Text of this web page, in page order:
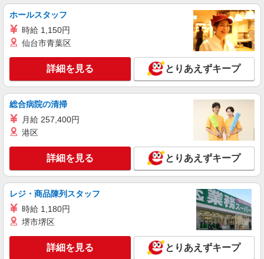
派遣社員
株式会社kotrio /●SI-H-2101598
高級シニアマンションで健康相談/見回りなど
≪和光市駅≫
時給2400円〜3000円 ＜日払い有/週払い有/交
通費全支給(ガソリン代含む)＞
キープ 詳細を見る
株式会社kotrio /●SW-S-2080091
和光市駅近く☆病院での看護助手♪週3日OKの
時給1550円〜2312円 ＜交通費全支給(ガソリ
キープ 詳細を見る
ホールスタッフ
時給 1,150円
仙台市青葉区
詳細を見る とりあえずキープ
総合病院の清掃
月給 257,400円
港区
詳細を見る とりあえずキープ
レジ・商品陳列スタッフ
時給 1,180円
堺市堺区
詳細を見る とりあえずキープ